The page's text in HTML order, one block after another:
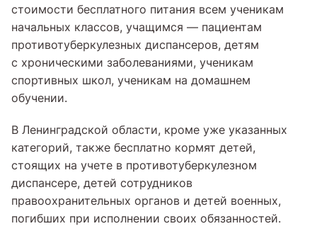
стоимости бесплатного питания всем ученикам
начальных классов, учащимся — пациентам
противотуберкулезных диспансеров, детям
с хроническими заболеваниями, ученикам
спортивных школ, ученикам на домашнем
обучении.
В Ленинградской области, кроме уже указанных
категорий, также бесплатно кормят детей,
стоящих на учете в противотуберкулезном
диспансере, детей сотрудников
правоохранительных органов и детей военных,
погибших при исполнении своих обязанностей.